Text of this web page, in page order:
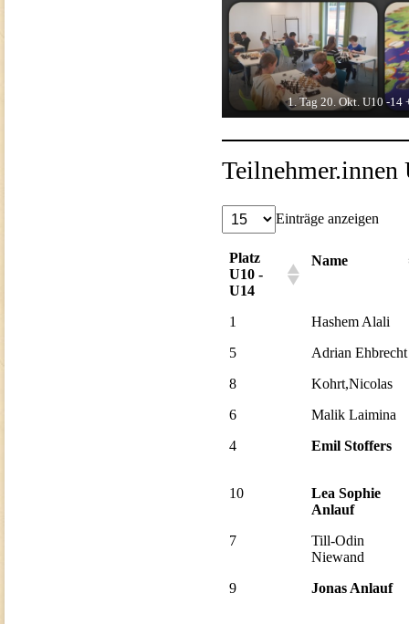
1. Tag 20. Okt. U10 -14
Teilnehmer.innen
Einträge anzeigen
Platz
U10 -
U14
Name
1
Hashem Alali
5
Adrian Ehbrecht
8
Kohrt,Nicolas
6
Malik Laimina
4
Emil Stoffers
10
Lea Sophie
Anlauf
7
Till-Odin
Niewand
9
Jonas Anlauf